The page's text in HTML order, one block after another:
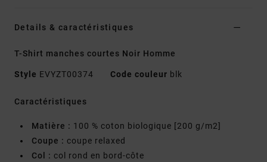
Details & caractéristiques
T-Shirt manches courtes Noir Homme
Style EVYZT00374 Code couleur blk
Caractéristiques
Matière : 100 % coton biologique [200 g/m2]
Coupe : coupe relaxed
Col : col rond en bord-côte